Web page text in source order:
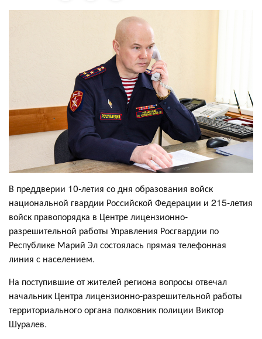
В преддверии 10-летия со дня образования войск
национальной гвардии Российской Федерации и 215-летия
войск правопорядка в Центре лицензионно-
разрешительной работы Управления Росгвардии по
Республике Марий Эл состоялась прямая телефонная
линия с населением.
На поступившие от жителей региона вопросы отвечал
начальник Центра лицензионно-разрешительной работы
территориального органа полковник полиции Виктор
Шуралев.